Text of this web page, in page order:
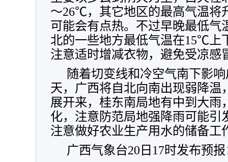
～26℃，其它地区的最高气温将
可能会有点热。不过早晚最低
北的一些地方最低气温在15℃上
注意适时增减衣物，避免受凉感
随着切变线和冷空气南下影
天，广西将自北向南出现弱降温
展开来，桂东南局地有中到大雨
化，注意防范局地强降雨可能引
注意做好农业生产用水的储备工
广西气象台20日17时发布预